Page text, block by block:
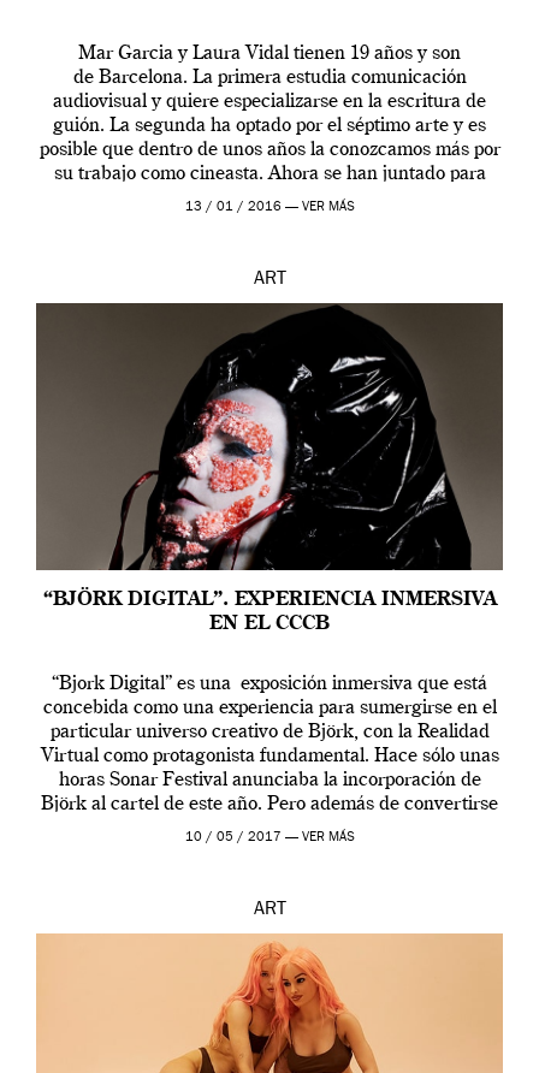
Mar Garcia y Laura Vidal tienen 19 años y son
de Barcelona. La primera estudia comunicación
audiovisual y quiere especializarse en la escritura de
guión. La segunda ha optado por el séptimo arte y es
posible que dentro de unos años la conozcamos más por
su trabajo como cineasta. Ahora se han juntado para
contarnos una […]
13 / 01 / 2016 — VER MÁS
ART
“BJÖRK DIGITAL”. EXPERIENCIA INMERSIVA
EN EL CCCB
“Bjork Digital” es una exposición inmersiva que está
concebida como una experiencia para sumergirse en el
particular universo creativo de Björk, con la Realidad
Virtual como protagonista fundamental. Hace sólo unas
horas Sonar Festival anunciaba la incorporación de
Björk al cartel de este año. Pero además de convertirse
en una de las actuaciones más relevantes […]
10 / 05 / 2017 — VER MÁS
ART